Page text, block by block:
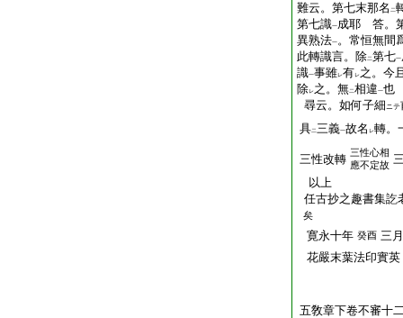
難云。第七末那名 二
第七識一成耶 答。
異熟法一。常恒無間
此轉識言。除二第七一
識一事雖レ有レ之。今
除レ之。無二相違一也
尋云。如何子細ニテ
具二三義一故名 レ轉。
三性改轉 三性心相
應不定故
以上
任古抄之趣書集訖
矣
寛永十年 癸酉 三
花嚴末葉法印實英
五敎章下卷不審十